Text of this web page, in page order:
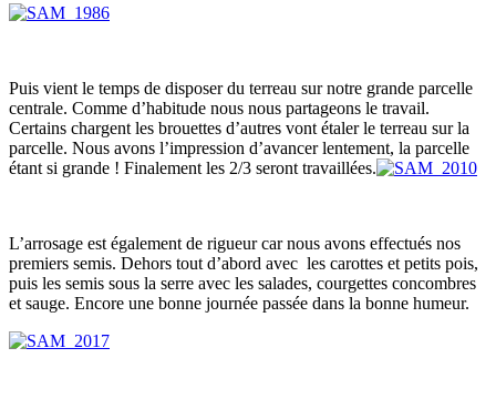
Puis vient le temps de disposer du terreau sur notre grande parcelle
centrale. Comme d’habitude nous nous partageons le travail.
Certains chargent les brouettes d’autres vont étaler le terreau sur la
parcelle. Nous avons l’impression d’avancer lentement, la parcelle
étant si grande ! Finalement les 2/3 seront travaillées.
L’arrosage est également de rigueur car nous avons effectués nos
premiers semis. Dehors tout d’abord avec les carottes et petits pois,
puis les semis sous la serre avec les salades, courgettes concombres
et sauge. Encore une bonne journée passée dans la bonne humeur.